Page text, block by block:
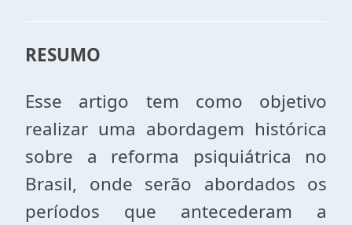
RESUMO
Esse artigo tem como objetivo
realizar uma abordagem histórica
sobre a reforma psiquiátrica no
Brasil, onde serão abordados os
períodos que antecederam a